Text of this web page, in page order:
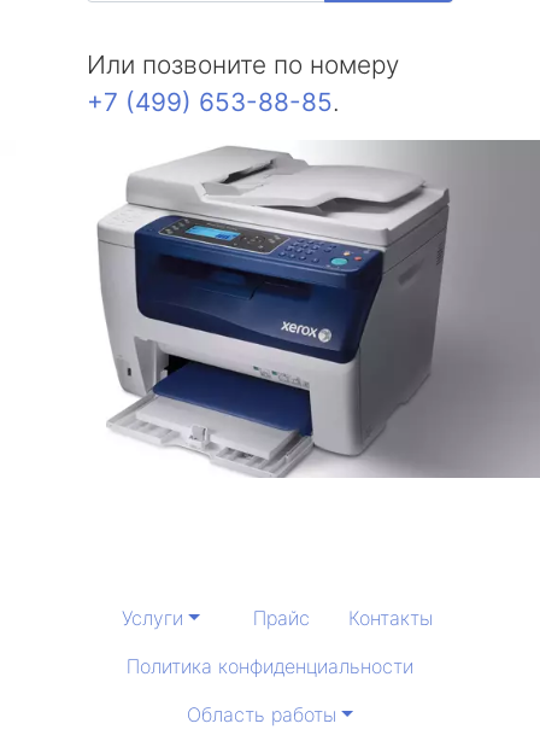
Или позвоните по номеру
+7 (499) 653-88-85.
Услуги Прайс
Контакты
Политика конфиденциальности
Область работы